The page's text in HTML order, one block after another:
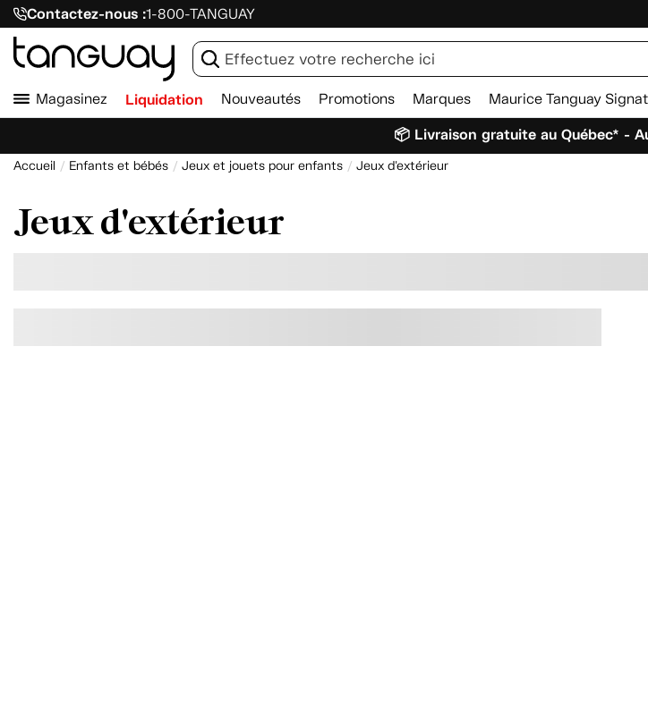
Contactez-nous :1-800-TANGUAY
Magasinez Liquidation Nouveautés Promotions Marques Maurice Tanguay
📦 Livraison gratuite au Québec* -
Accueil Enfants et bébés Jeux et jouets pour enfants Jeux d'extérieur
Jeux d'extérieur